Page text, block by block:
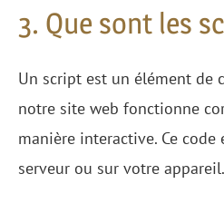
3. Que sont les
Un script est un élément de
notre site web fonctionne
manière interactive. Ce
serveur ou sur votre appareil.